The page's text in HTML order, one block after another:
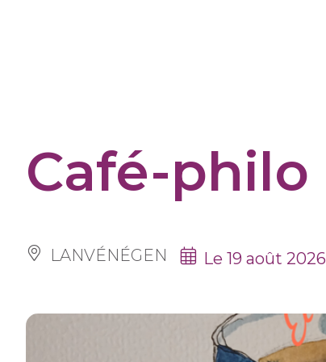
Café-philo
LANVÉNÉGEN Le 19 août 2026